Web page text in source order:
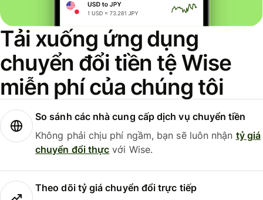
Tải xuống ứng dụng
chuyển đổi tiền tệ Wise
miễn phí của chúng tôi
So sánh các nhà cung cấp dịch vụ chuyển tiền
Không phải chịu phí ngầm, bạn sẽ luôn nhận tỷ giá
chuyển đổi thực với Wise.
Theo dõi tỷ giá chuyển đổi trực tiếp